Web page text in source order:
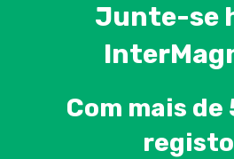
Junte-se
Com mais de